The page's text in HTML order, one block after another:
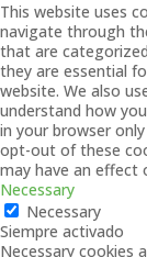
This website uses
navigate through
that are
they are essential
website. We also
understand how
in your browser
opt-out of these
may have an effect
Necessary
Necessary
Siempre activado
Necessary cookies